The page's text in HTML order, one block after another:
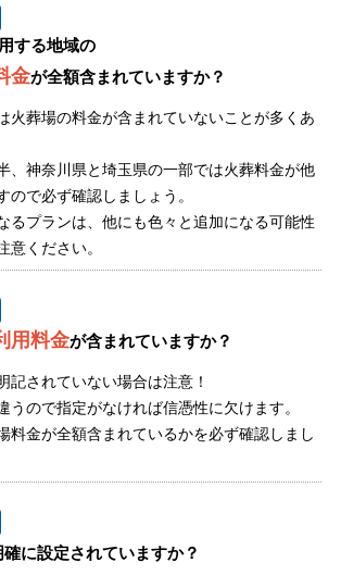
する地域の
金が全額含まれていますか？
火葬場の料金が含まれていないことが多くあ
、神奈川県と埼玉県の一部では火葬料金が他
ので必ず確認しましょう。
るプランは、他にも色々と追加になる可能性
意ください。
用料金が含まれていますか？
記されていない場合は注意！
うので指定がなければ信憑性に欠けます。
料金が全額含まれているかを必ず確認しまし
確に設定されていますか？